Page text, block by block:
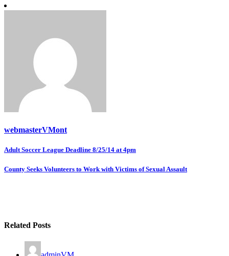
webmasterVMont
Post
navigation
County Seeks Volunteers to Work with Victims of Sexual Assault
Related Posts